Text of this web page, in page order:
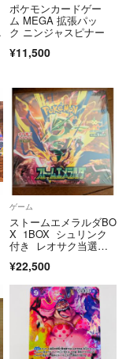
ポケモンカードゲー
ム MEGA 拡張パッ
ク ニンジャスピナー
¥11,500
ゲーム
ストームエメラルダBO
X 1BOX シュリンク
付き レオサク当選
料 ポケカ 再販
¥22,500